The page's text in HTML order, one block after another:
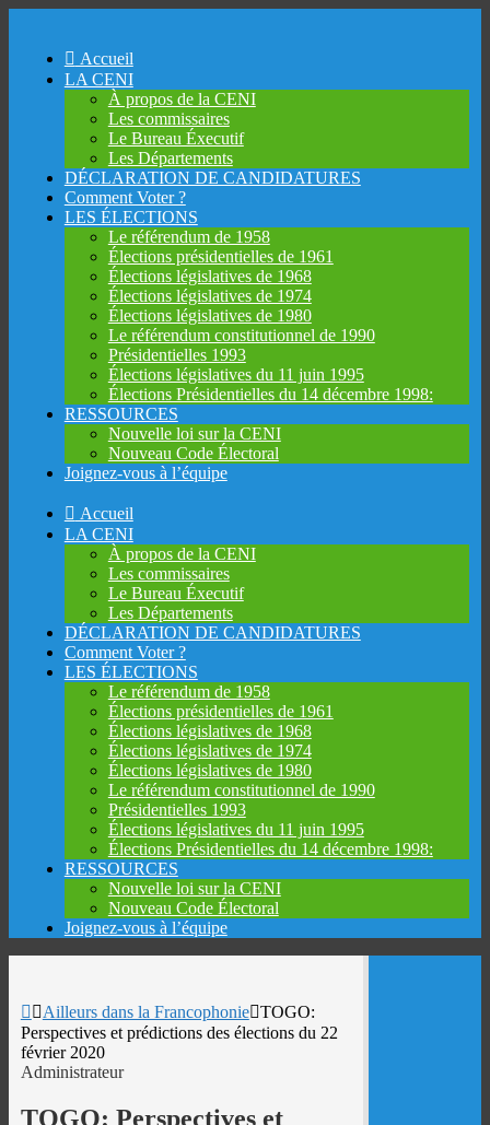
Accueil
LA CENI
À propos de la CENI
Les commissaires
Le Bureau Éxecutif
Les Départements
DÉCLARATION DE CANDIDATURES
Comment Voter ?
LES ÉLECTIONS
Le référendum de 1958
Élections présidentielles de 1961
Élections législatives de 1968
Élections législatives de 1974
Élections législatives de 1980
Le référendum constitutionnel de 1990
Présidentielles 1993
Élections législatives du 11 juin 1995
Élections Présidentielles du 14 décembre 1998:
RESSOURCES
Nouvelle loi sur la CENI
Nouveau Code Électoral
Joignez-vous à l’équipe
Skip
content
Accueil
LA CENI
À propos de la CENI
Les commissaires
Le Bureau Éxecutif
Les Départements
DÉCLARATION DE CANDIDATURES
Comment Voter ?
LES ÉLECTIONS
Le référendum de 1958
Élections présidentielles de 1961
Élections législatives de 1968
Élections législatives de 1974
Élections législatives de 1980
Le référendum constitutionnel de 1990
Présidentielles 1993
Élections législatives du 11 juin 1995
Élections Présidentielles du 14 décembre 1998:
RESSOURCES
Nouvelle loi sur la CENI
Nouveau Code Électoral
Joignez-vous à l’équipe
Ailleurs dans la Francophonie
TOGO:
Perspectives et prédictions des élections du 22
février 2020
Administrateur
TOGO: Perspectives et